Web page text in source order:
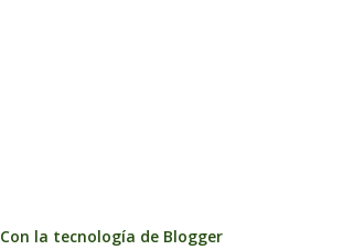
Con la tecnología de Blogger